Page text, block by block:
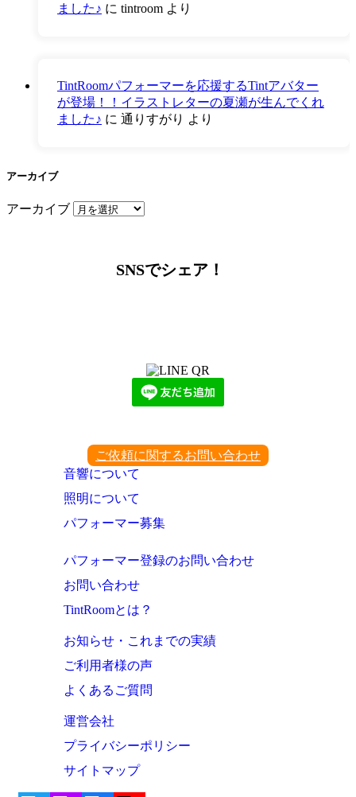
ました♪ に tintroom より
TintRoomパフォーマーを応援するTintアバター
が登場！！イラストレターの夏瀬が生んでくれ
ました♪ に 通りすがり より
アーカイブ
アーカイブ
SNSでシェア！
ご依頼に関するお問い合わせ
音響について
照明について
パフォーマー募集
パフォーマー登録のお問い合わせ
お問い合わせ
TintRoomとは？
お知らせ・これまでの実績
ご利用者様の声
よくあるご質問
運営会社
プライバシーポリシー
サイトマップ